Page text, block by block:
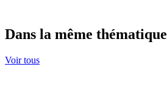
Dans la même thématique
Voir tous